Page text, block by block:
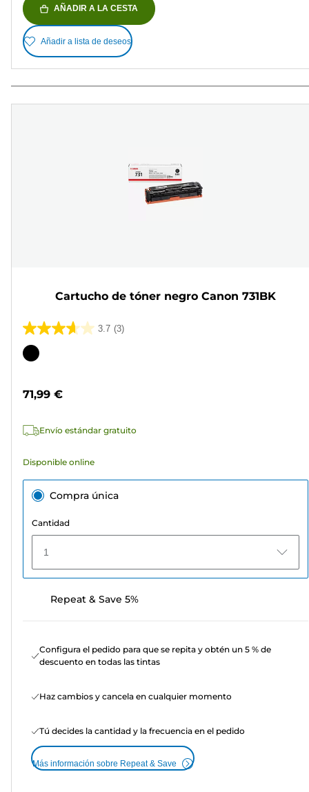
AÑADIR A LA CESTA
Añadir a lista de deseos
Cartucho de tóner negro Canon 731BK
3.7 (3)
3.7
de
3
Cartucho
71,99 €
Envío estándar gratuito
Disponible online
Compra única
Cantidad
1
Repeat & Save 5%
Configura el pedido para que se repita y obtén un 5 % de
descuento en todas las tintas
Haz cambios y cancela en cualquier momento
Tú decides la cantidad y la frecuencia en el pedido
Más información sobre Repeat & Save